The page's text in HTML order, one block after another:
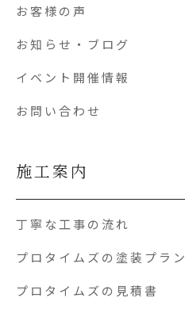
お客様の声
お知らせ・ブログ
イベント開催情報
お問い合わせ
施工案内
丁寧な工事の流れ
プロタイムズの塗装プラン
プロタイムズの見積書